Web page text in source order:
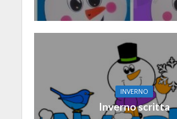
INVERNO
Inverno scritta